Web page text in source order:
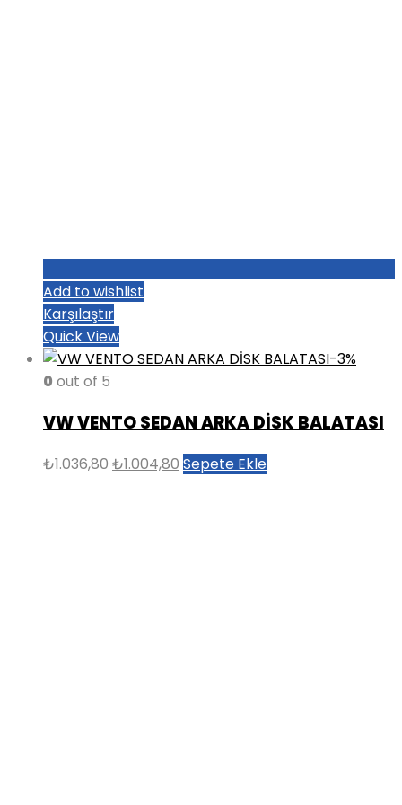
Add to wishlist
Karşılaştır
Quick View
-3%
0 out of 5
VW VENTO SEDAN ARKA DİSK BALATASI
₺1.036,80Orijinal
₺1.004,80 Şu
Sepete Ekle